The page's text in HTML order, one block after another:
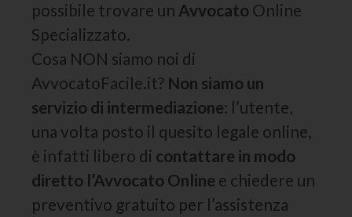
possibile trovare un Avvocato Online
Specializzato.
Cosa NON siamo noi di
AvvocatoFacile.it? Non siamo un
servizio di intermediazione: l’utente,
una volta posto il quesito legale online,
è infatti libero di contattare in modo
diretto l’Avvocato Online e chiedere un
preventivo gratuito per l’assistenza